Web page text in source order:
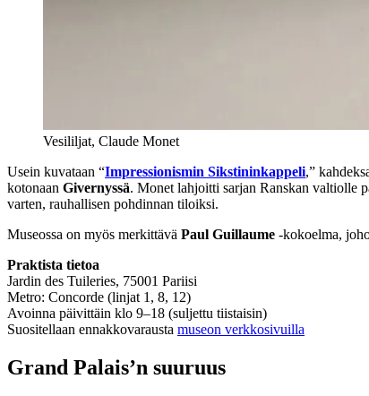
Vesililjat, Claude Monet
Usein kuvataan “Impressionismin Sikstininkappeli,”
kotonaan Givernyssä. Monet lahjoitti sarjan Ranskan valtiolle
varten, rauhallisen pohdinnan tiloiksi.
Museossa on myös merkittävä Paul Guillaume -kokoelma,
Praktista tietoa
Jardin des Tuileries, 75001 Pariisi
Metro: Concorde (linjat 1, 8, 12)
Avoinna päivittäin klo 9–18 (suljettu tiistaisin)
Suositellaan ennakkovarausta museon verkkosivuilla
Grand Palais’n suuruus